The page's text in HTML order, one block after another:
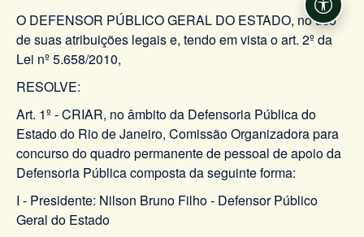
O DEFENSOR PÚBLICO GERAL DO ESTADO, no uso
de suas atribuições legais e, tendo em vista o art. 2º da
Lei nº 5.658/2010,
RESOLVE:
Art. 1º - CRIAR, no âmbito da Defensoria Pública do
Estado do Rio de Janeiro, Comissão Organizadora para
concurso do quadro permanente de pessoal de apoio da
Defensoria Pública composta da seguinte forma:
I - Presidente: Nilson Bruno Filho - Defensor Público
Geral do Estado